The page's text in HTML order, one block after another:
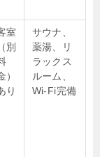
室
（別
）
り
サウナ、
薬湯、リ
ラックス
ルーム、
Wi-Fi完備